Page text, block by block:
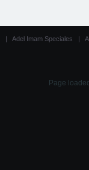
| Adel Imam Speciales |
Page